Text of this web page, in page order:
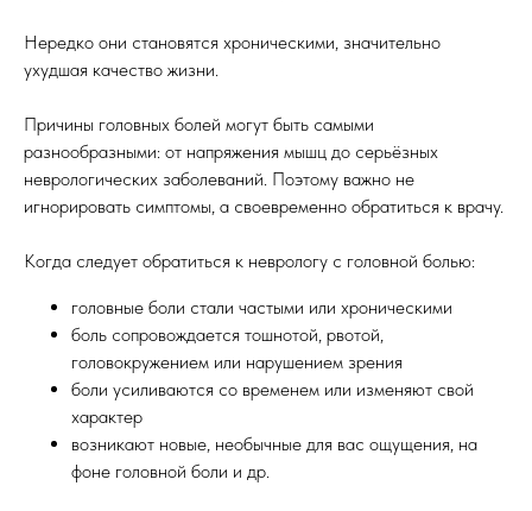
Нередко они становятся хроническими, значительно
ухудшая качество жизни.
Причины головных болей могут быть самыми
разнообразными: от напряжения мышц до серьёзных
неврологических заболеваний. Поэтому важно не
игнорировать симптомы, а своевременно обратиться к врачу.
Когда следует обратиться к неврологу с головной болью:
головные боли стали частыми или хроническими
боль сопровождается тошнотой, рвотой,
головокружением или нарушением зрения
боли усиливаются со временем или изменяют свой
характер
возникают новые, необычные для вас ощущения, на
фоне головной боли и др.